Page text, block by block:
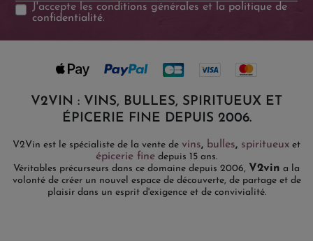
J'accepte lesconditions générales et la politique de
confidentialité.
V2VIN : VINS, BULLES, SPIRITUEUX ET
ÉPICERIE FINE DEPUIS 2006.
V2Vin est le spécialiste de la vente de vins, bulles, spiritueux et
épicerie fine depuis 15 ans.
Véritables précurseurs dans ce domaine depuis 2006, V2vin a la
volonté de créer un nouvel espace de découverte, de partage et de
plaisir dans un esprit d'exigence et de convivialité.